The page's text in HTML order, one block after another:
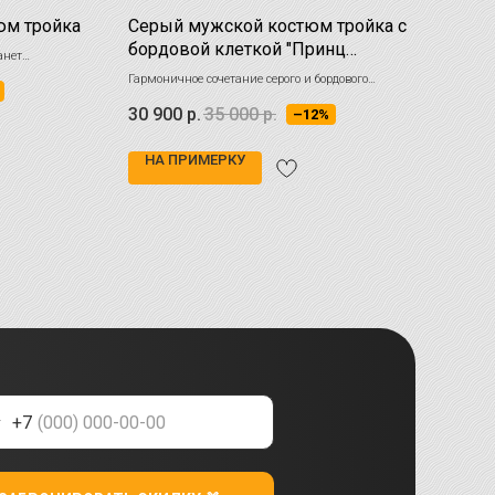
тройка
Серый мужской костюм тройка с
бордовой клеткой "Принц
Уэльский"
Гармоничное сочетание серого и бордового
оттенков придаёт костюму выразительность и
неподвластную времени элегантность
30 900 р. 35 000 р. –12%
НА ПРИМЕРКУ
25
+7